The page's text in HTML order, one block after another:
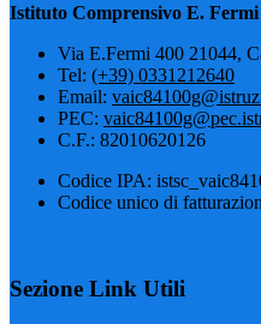
Istituto Comprensivo E.
Via E.Fermi 400 21044,
Tel: (+39) 0331212640
Email:
PEC:
C.F.: 82010620126
Codice IPA:
Codice unico di
Sezione Link Utili